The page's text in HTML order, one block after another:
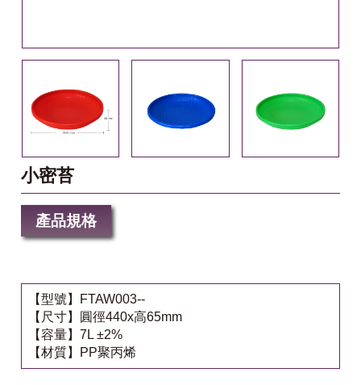
小密苔
產品規格
【型號】FTAW003--
【尺寸】圓徑440x高65mm
【容量】7L ±2%
【材質】PP聚丙烯